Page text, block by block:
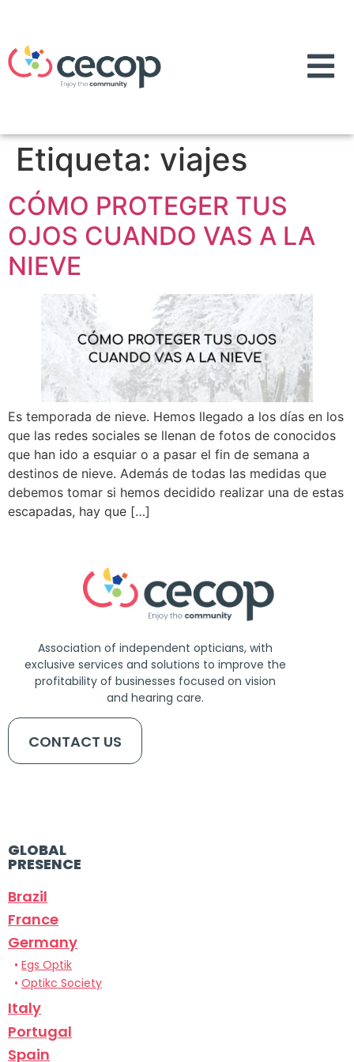
Etiqueta: viajes
CÓMO PROTEGER TUS
OJOS CUANDO VAS A LA
NIEVE
Es temporada de nieve. Hemos llegado a los días en los
que las redes sociales se llenan de fotos de conocidos
que han ido a esquiar o a pasar el fin de semana a
destinos de nieve. Además de todas las medidas que
debemos tomar si hemos decidido realizar una de estas
escapadas, hay que […]
Association of independent opticians, with
exclusive services and solutions to improve the
profitability of businesses focused on vision
and hearing care.
CONTACT US
GLOBAL
PRESENCE
Brazil
France
Germany
• Egs Optik
• Optikc Society
Italy
Portugal
Spain